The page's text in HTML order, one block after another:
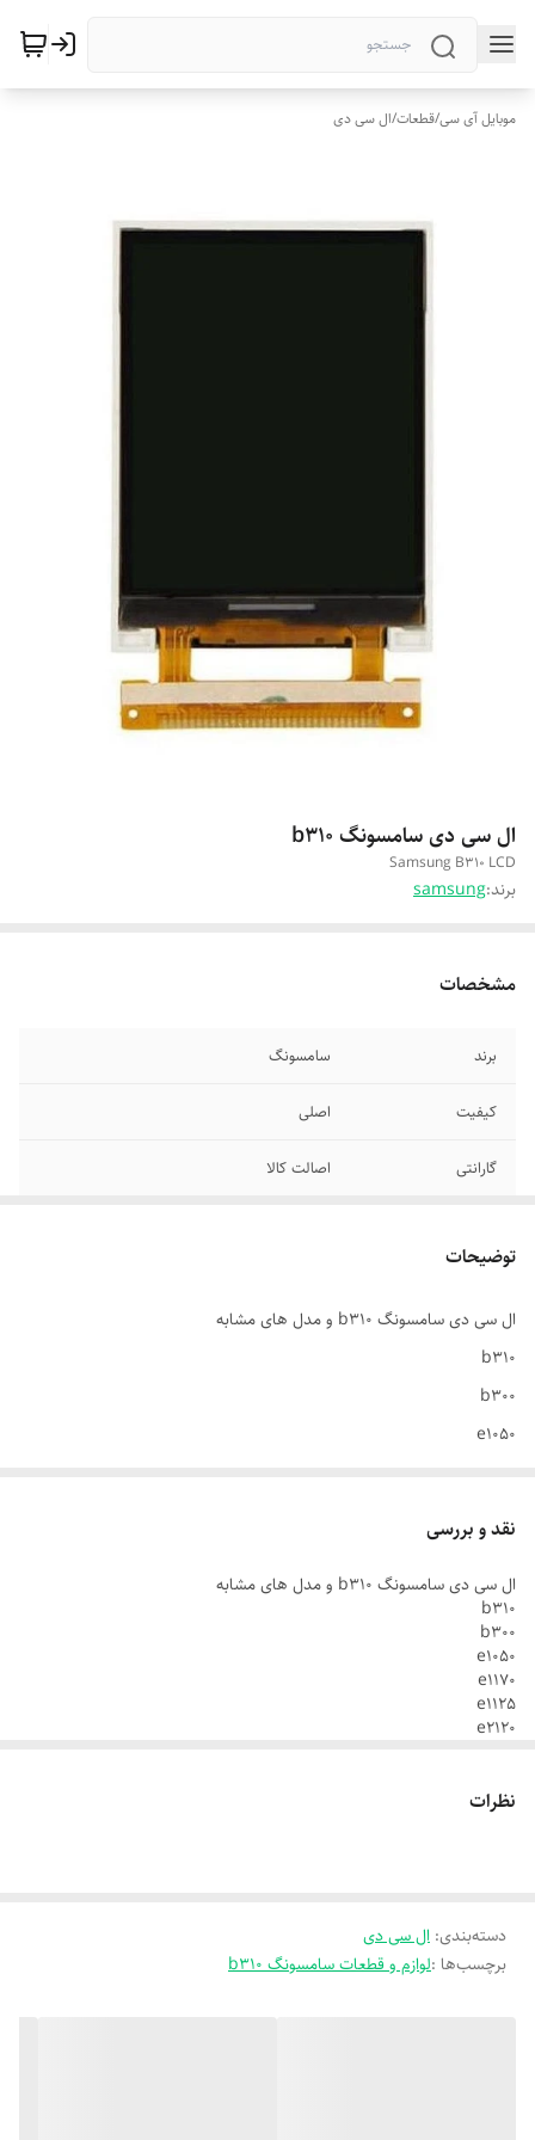
موبایل آی سی/قطعات/ال سی دی
ال سی دی سامسونگ b310
Samsung B310 LCD
برند:samsung
مشخصات
برند سامسونگ
کیفیت اصلی
گارانتی اصالت کالا
نوع تصویر
توضیحات
ال سی دی سامسونگ b310 و مدل های مشابه
b310
b300
e1050
e2120
e2121
نقد و بررسی
ال سی دی سامسونگ b310 و مدل های مشابه
b310
b300
e1050
e1170
e1125
e2120
نظرات
دسته‌بندی: ال سی دی
برچسب‌ها :لوازم و قطعات سامسونگ b310